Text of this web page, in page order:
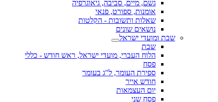
גשם, מיים, סביבה, גיאוגרפיה
אומנות, ספורט, פנאי
שאלות ותשובות - הקלטות
נושאים שונים
שבת ומועדי ישראל
שבת
הלוח העברי, מועדי ישראל, ראש חודש - כללי
פסח
ספירת העומר, ל"ג בעומר
חודש אייר
יום העצמאות
פסח שני